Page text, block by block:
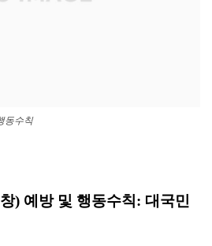
동수칙
) 예방 및 행동수칙: 대국민